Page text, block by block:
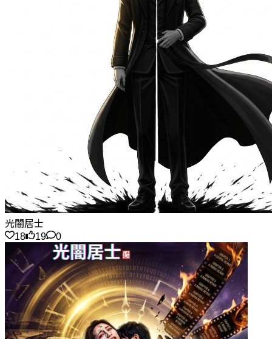
光闇居士
18
19 0